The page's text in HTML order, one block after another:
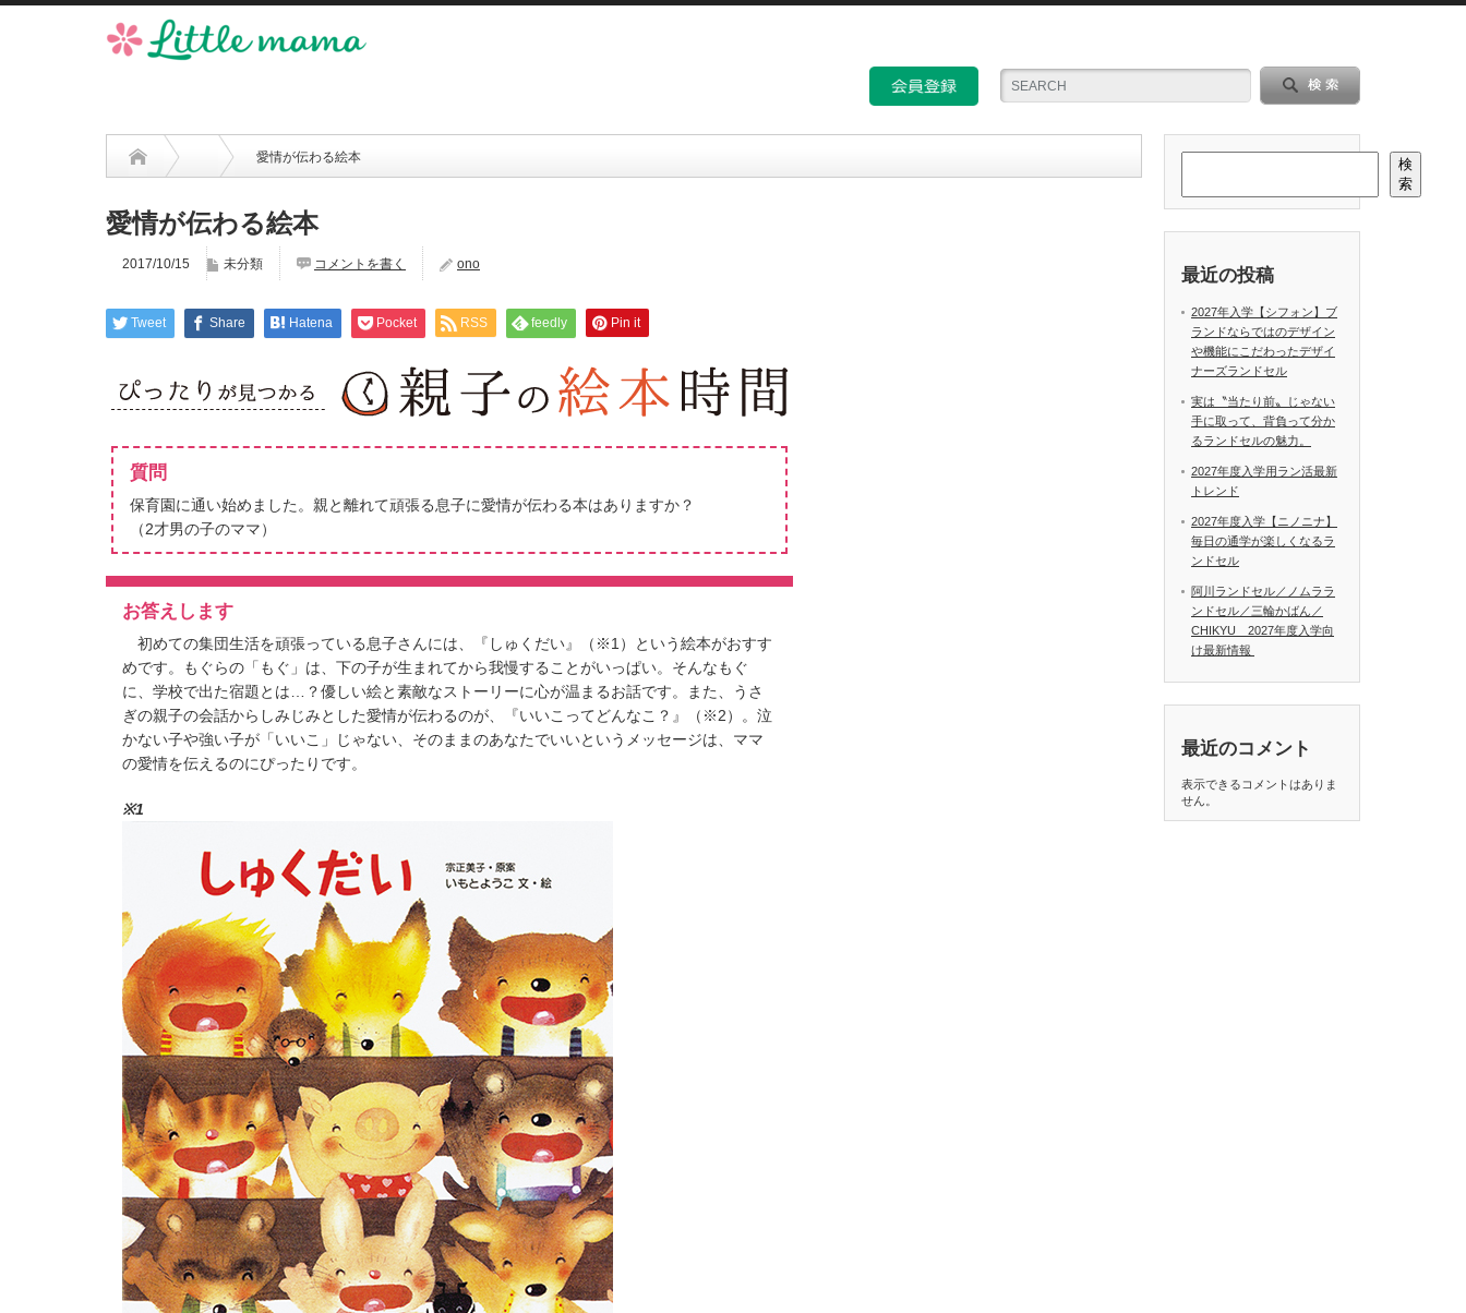
愛情が伝わる絵本
愛情が伝わる絵本
2017/10/15 未分類 コメントを書く ono
Tweet Share Hatena Pocket RSS feedly Pin it
質問
保育園に通い始めました。親と離れて頑張る息子に愛情が伝わる本はありますか？
（2才男の子のママ）
お答えします
初めての集団生活を頑張っている息子さんには、『しゅくだい』（※1）という絵本がおすす
めです。もぐらの「もぐ」は、下の子が生まれてから我慢することがいっぱい。そんなもぐ
に、学校で出た宿題とは…？優しい絵と素敵なストーリーに心が温まるお話です。また、うさ
ぎの親子の会話からしみじみとした愛情が伝わるのが、『いいこってどんなこ？』（※2）。泣
かない子や強い子が「いいこ」じゃない、そのままのあなたでいいというメッセージは、ママ
の愛情を伝えるのにぴったりです。
※1
検
索
最近の投稿
2027年入学【シフォン】ブ
ランドならではのデザイン
や機能にこだわったデザイ
ナーズランドセル
実は〝当たり前〟じゃない
手に取って、背負って分か
るランドセルの魅力。
2027年度入学用ラン活最新
トレンド
2027年度入学【ニノニナ】
毎日の通学が楽しくなるラ
ンドセル
阿川ランドセル／ノムララ
ンドセル／三輪かばん／
CHIKYU 2027年度入学向
け最新情報
最近のコメント
表示できるコメントはありま
せん。